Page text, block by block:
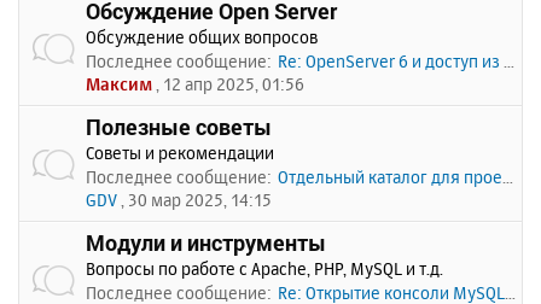
Обсуждение Open Server
Обсуждение общих вопросов
Последнее сообщение: Re: OpenServer 6 и доступ из …
Максим , 12 апр 2025, 01:56
Полезные советы
Советы и рекомендации
Последнее сообщение: Отдельный каталог для проекто…
GDV , 30 мар 2025, 14:15
Модули и инструменты
Вопросы по работе с Apache, PHP, MySQL и т.д.
Последнее сообщение: Re: Открытие консоли MySQL по…